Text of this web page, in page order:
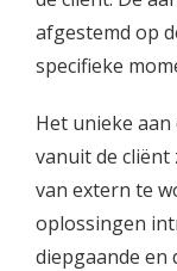
afgestemd op
specifieke
Het unieke
vanuit de
van extern te
oplossingen
diepgaande en